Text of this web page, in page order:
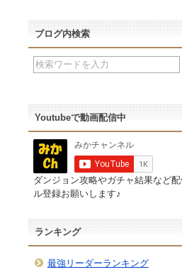
ブログ内検索
Youtubeで動画配信中
ダンジョン攻略やガチャ結果など
ル登録お願いします♪
ランキング
最強リーダーランキング